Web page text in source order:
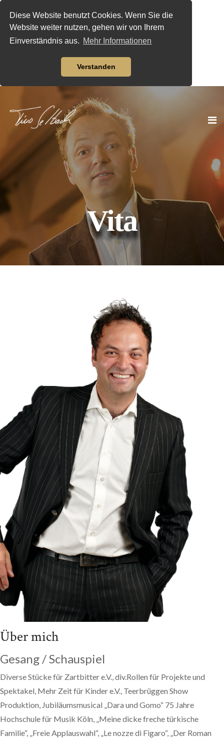
Diese Website benutzt Cookies. Wenn Sie die
Website weiter nutzen, gehen wir von Ihrem
Einverständnis aus. Mehr Informationen
Verstanden
Vita
Über mich
Gesang / Schauspiel
Diverse Stücke für Zartbitter e.V., div.Rollen für Projekte und
Spektakel, Mehr Zeit für Kinder e.V., Teerbrüggen Show
Produktion, Jubiläumsmusical „Dara und Gomo“ 75 Jahre
Hochschule für Musik Köln, „Meine dicke freche türkische
Familie“, „Freie Applauswahl“, „Le nozze di Figaro“, „Der Roman